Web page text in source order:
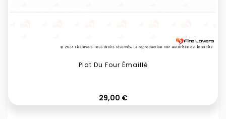
Plat Du Four Émaillé
29,00 €Prix